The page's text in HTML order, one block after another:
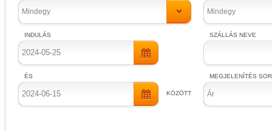
Mindegy
INDULÁS
ÉS
KÖZÖTT
Mindegy
SZÁLLÁS NEVE
MEGJELENÍTÉS
Ár